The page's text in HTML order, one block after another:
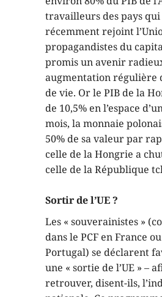
travailleurs des pays
récemment rejoint
propagandistes du
promis un avenir
augmentation régulière
de vie. Or le PIB de la
de 10,5% en l’espace
mois, la monnaie
50% de sa valeur par
celle de la Hongrie a
celle de la République
Sortir de l’UE ?
Les « souverainistes »
dans le PCF en France
Portugal) se déclarent
une « sortie de l’UE » –
retrouver, disent-ils,